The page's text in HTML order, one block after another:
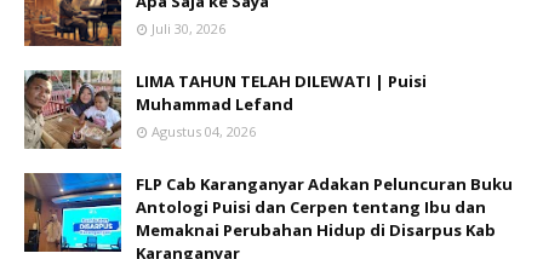
Juli 30, 2026
LIMA TAHUN TELAH DILEWATI | Puisi
Muhammad Lefand
Agustus 04, 2026
FLP Cab Karanganyar Adakan Peluncuran Buku
Antologi Puisi dan Cerpen tentang Ibu dan
Memaknai Perubahan Hidup di Disarpus Kab
Karanganyar